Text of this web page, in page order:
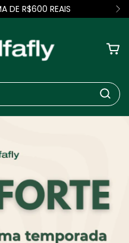
DE R$600 REAIS